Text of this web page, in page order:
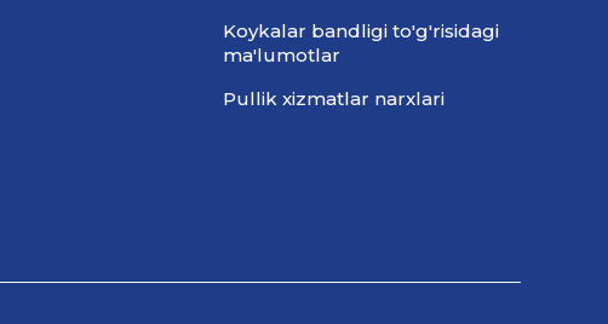
Koykalar bandligi to'g'risidagi
ma'lumotlar
Pullik xizmatlar narxlari